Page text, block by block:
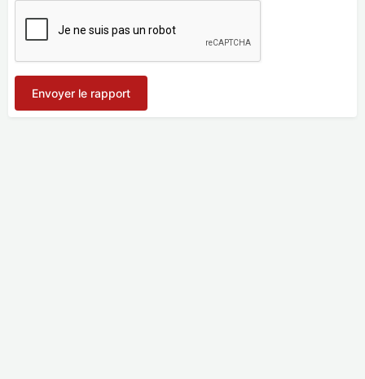
Envoyer le rapport